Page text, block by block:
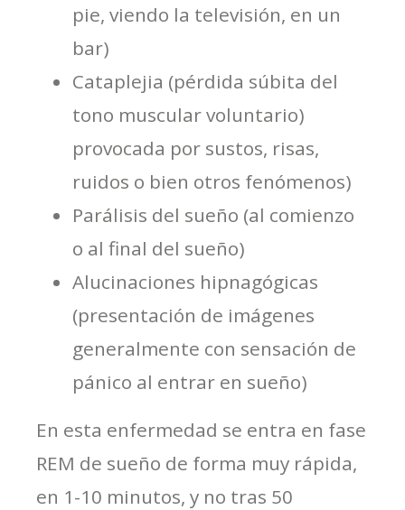
pie, viendo la televisión, en un
bar)
Cataplejia (pérdida súbita del
tono muscular voluntario)
provocada por sustos, risas,
ruidos o bien otros fenómenos)
Parálisis del sueño (al comienzo
o al final del sueño)
Alucinaciones hipnagógicas
(presentación de imágenes
generalmente con sensación de
pánico al entrar en sueño)
En esta enfermedad se entra en fase
REM de sueño de forma muy rápida,
en 1-10 minutos, y no tras 50